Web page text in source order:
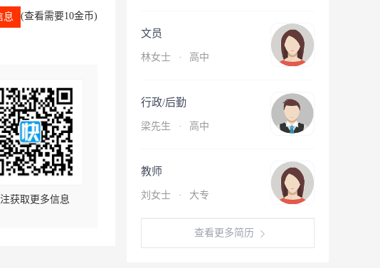
息 (查看需要10金币)
获取更多信息
文员
林女士 · 高中
行政/后勤
梁先生 · 高中
教师
刘女士 · 大专
查看更多简历